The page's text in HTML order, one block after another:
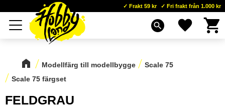
Meny
Frakt 59 kr Fri frakt från 1.000 kr
search Favoriter
Modellfärg till modellbygge
Scale 75
Scale 75 färgset
FELDGRAU